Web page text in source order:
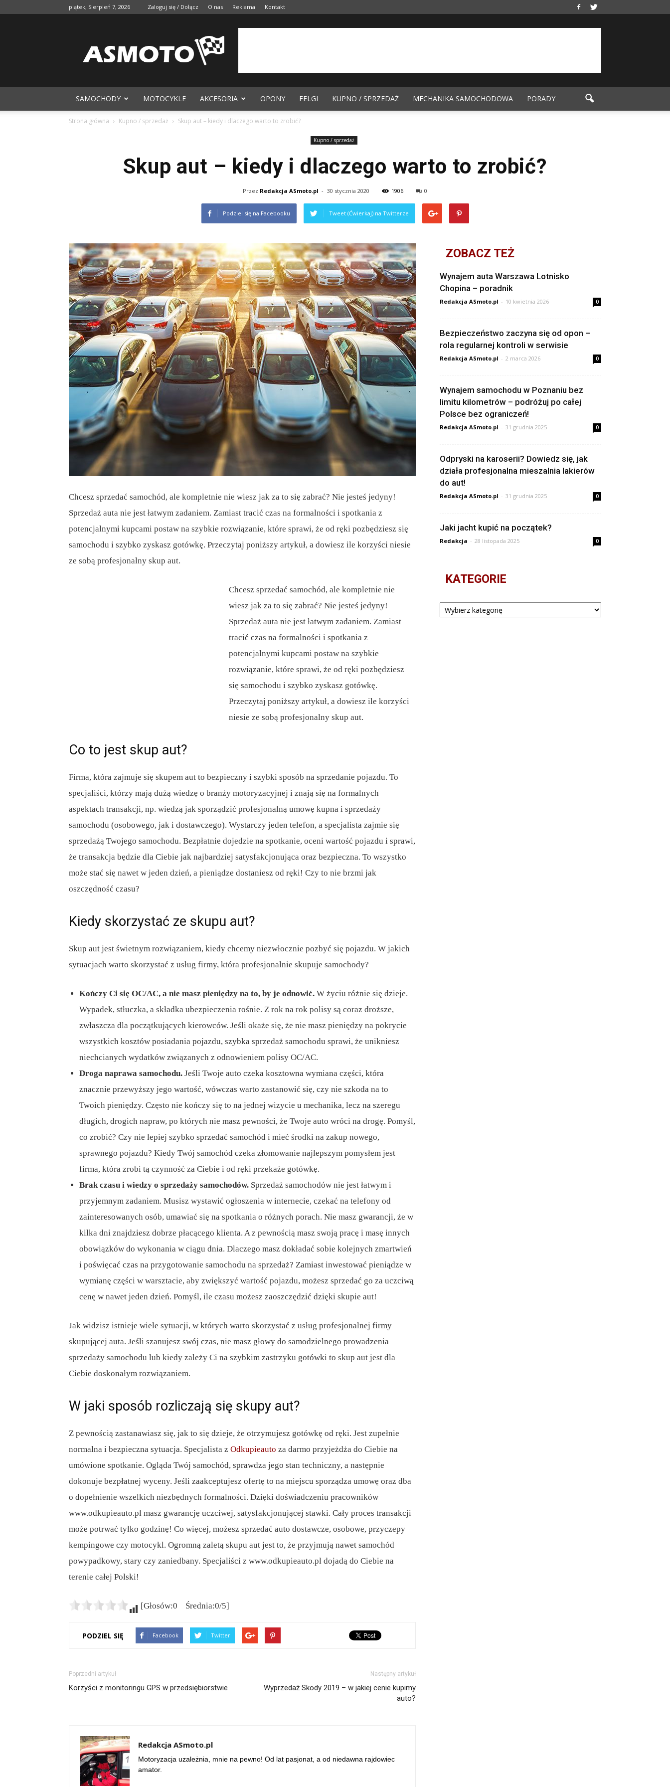
piątek, Sierpień 7, 2026 Zaloguj się / Dołącz O nas Reklama Kontakt
SAMOCHODY MOTOCYKLE AKCESORIA OPONY FELGI KUPNO / SPRZEDAŻ MECHANIKA SAMOCHODOWA PORADY
Strona główna Kupno / sprzedaż Skup aut – kiedy i dlaczego warto to zrobić?
Kupno / sprzedaż
Skup aut – kiedy i dlaczego warto to zrobić?
Przez Redakcja ASmoto.pl - 30 stycznia 2020 1906 0
Podziel się na Facebooku Tweet (Ćwierkaj) na Twitterze
Chcesz sprzedać samochód, ale kompletnie nie wiesz jak za to się zabrać? Nie jesteś jedyny!
Sprzedaż auta nie jest łatwym zadaniem. Zamiast tracić czas na formalności i spotkania z
potencjalnymi kupcami postaw na szybkie rozwiązanie, które sprawi, że od ręki pozbędziesz się
samochodu i szybko zyskasz gotówkę. Przeczytaj poniższy artykuł, a dowiesz ile korzyści niesie
ze sobą profesjonalny skup aut.
Chcesz sprzedać samochód, ale kompletnie nie
wiesz jak za to się zabrać? Nie jesteś jedyny!
Sprzedaż auta nie jest łatwym zadaniem. Zamiast
tracić czas na formalności i spotkania z
potencjalnymi kupcami postaw na szybkie
rozwiązanie, które sprawi, że od ręki pozbędziesz
się samochodu i szybko zyskasz gotówkę.
Przeczytaj poniższy artykuł, a dowiesz ile korzyści
niesie ze sobą profesjonalny skup aut.
Co to jest skup aut?
Firma, która zajmuje się skupem aut to bezpieczny i szybki sposób na sprzedanie pojazdu. To
specjaliści, którzy mają dużą wiedzę o branży motoryzacyjnej i znają się na formalnych
aspektach transakcji, np. wiedzą jak sporządzić profesjonalną umowę kupna i sprzedaży
samochodu (osobowego, jak i dostawczego). Wystarczy jeden telefon, a specjalista zajmie się
sprzedażą Twojego samochodu. Bezpłatnie dojedzie na spotkanie, oceni wartość pojazdu i sprawi,
że transakcja będzie dla Ciebie jak najbardziej satysfakcjonująca oraz bezpieczna. To wszystko
może stać się nawet w jeden dzień, a pieniądze dostaniesz od ręki! Czy to nie brzmi jak
oszczędność czasu?
Kiedy skorzystać ze skupu aut?
Skup aut jest świetnym rozwiązaniem, kiedy chcemy niezwłocznie pozbyć się pojazdu. W jakich
sytuacjach warto skorzystać z usług firmy, która profesjonalnie skupuje samochody?
Kończy Ci się OC/AC, a nie masz pieniędzy na to, by je odnowić. W życiu różnie się dzieje.
Wypadek, stłuczka, a składka ubezpieczenia rośnie. Z rok na rok polisy są coraz droższe,
zwłaszcza dla początkujących kierowców. Jeśli okaże się, że nie masz pieniędzy na pokrycie
wszystkich kosztów posiadania pojazdu, szybka sprzedaż samochodu sprawi, że unikniesz
niechcianych wydatków związanych z odnowieniem polisy OC/AC.
Droga naprawa samochodu. Jeśli Twoje auto czeka kosztowna wymiana części, która
znacznie przewyższy jego wartość, wówczas warto zastanowić się, czy nie szkoda na to
Twoich pieniędzy. Często nie kończy się to na jednej wizycie u mechanika, lecz na szeregu
długich, drogich napraw, po których nie masz pewności, że Twoje auto wróci na drogę. Pomyśl,
co zrobić? Czy nie lepiej szybko sprzedać samochód i mieć środki na zakup nowego,
sprawnego pojazdu? Kiedy Twój samochód czeka złomowanie najlepszym pomysłem jest
firma, która zrobi tą czynność za Ciebie i od ręki przekaże gotówkę.
Brak czasu i wiedzy o sprzedaży samochodów. Sprzedaż samochodów nie jest łatwym i
przyjemnym zadaniem. Musisz wystawić ogłoszenia w internecie, czekać na telefony od
zainteresowanych osób, umawiać się na spotkania o różnych porach. Nie masz gwarancji, że w
kilka dni znajdziesz dobrze płacącego klienta. A z pewnością masz swoją pracę i masę innych
obowiązków do wykonania w ciągu dnia. Dlaczego masz dokładać sobie kolejnych zmartwień
i poświęcać czas na przygotowanie samochodu na sprzedaż? Zamiast inwestować pieniądze w
wymianę części w warsztacie, aby zwiększyć wartość pojazdu, możesz sprzedać go za uczciwą
cenę w nawet jeden dzień. Pomyśl, ile czasu możesz zaoszczędzić dzięki skupie aut!
Jak widzisz istnieje wiele sytuacji, w których warto skorzystać z usług profesjonalnej firmy
skupującej auta. Jeśli szanujesz swój czas, nie masz głowy do samodzielnego prowadzenia
sprzedaży samochodu lub kiedy zależy Ci na szybkim zastrzyku gotówki to skup aut jest dla
Ciebie doskonałym rozwiązaniem.
W jaki sposób rozliczają się skupy aut?
Z pewnością zastanawiasz się, jak to się dzieje, że otrzymujesz gotówkę od ręki. Jest zupełnie
normalna i bezpieczna sytuacja. Specjalista z Odkupieauto za darmo przyjeżdża do Ciebie na
umówione spotkanie. Ogląda Twój samochód, sprawdza jego stan techniczny, a następnie
dokonuje bezpłatnej wyceny. Jeśli zaakceptujesz ofertę to na miejscu sporządza umowę oraz dba
o dopełnienie wszelkich niezbędnych formalności. Dzięki doświadczeniu pracowników
www.odkupieauto.pl masz gwarancję uczciwej, satysfakcjonującej stawki. Cały proces transakcji
może potrwać tylko godzinę! Co więcej, możesz sprzedać auto dostawcze, osobowe, przyczepy
kempingowe czy motocykl. Ogromną zaletą skupu aut jest to, że przyjmują nawet samochód
powypadkowy, stary czy zaniedbany. Specjaliści z www.odkupieauto.pl dojadą do Ciebie na
terenie całej Polski!
[Głosów:0 Średnia:0/5]
PODZIEL SIĘ Facebook Twitter
Poprzedni artykuł
Korzyści z monitoringu GPS w przedsiębiorstwie
Następny artykuł
Wyprzedaż Skody 2019 – w jakiej cenie kupimy
auto?
Redakcja ASmoto.pl
Motoryzacja uzależnia, mnie na pewno! Od lat pasjonat, a od niedawna rajdowiec
amator.
ZOBACZ TEŻ
Wynajem auta Warszawa Lotnisko
Chopina – poradnik
Redakcja ASmoto.pl - 10 kwietnia 2026 0
Bezpieczeństwo zaczyna się od opon –
rola regularnej kontroli w serwisie
Redakcja ASmoto.pl - 2 marca 2026 0
Wynajem samochodu w Poznaniu bez
limitu kilometrów – podróżuj po całej
Polsce bez ograniczeń!
Redakcja ASmoto.pl - 31 grudnia 2025 0
Odpryski na karoserii? Dowiedz się, jak
działa profesjonalna mieszalnia lakierów
do aut!
Redakcja ASmoto.pl - 31 grudnia 2025 0
Jaki jacht kupić na początek?
Redakcja - 28 listopada 2025 0
KATEGORIE
Kategorie